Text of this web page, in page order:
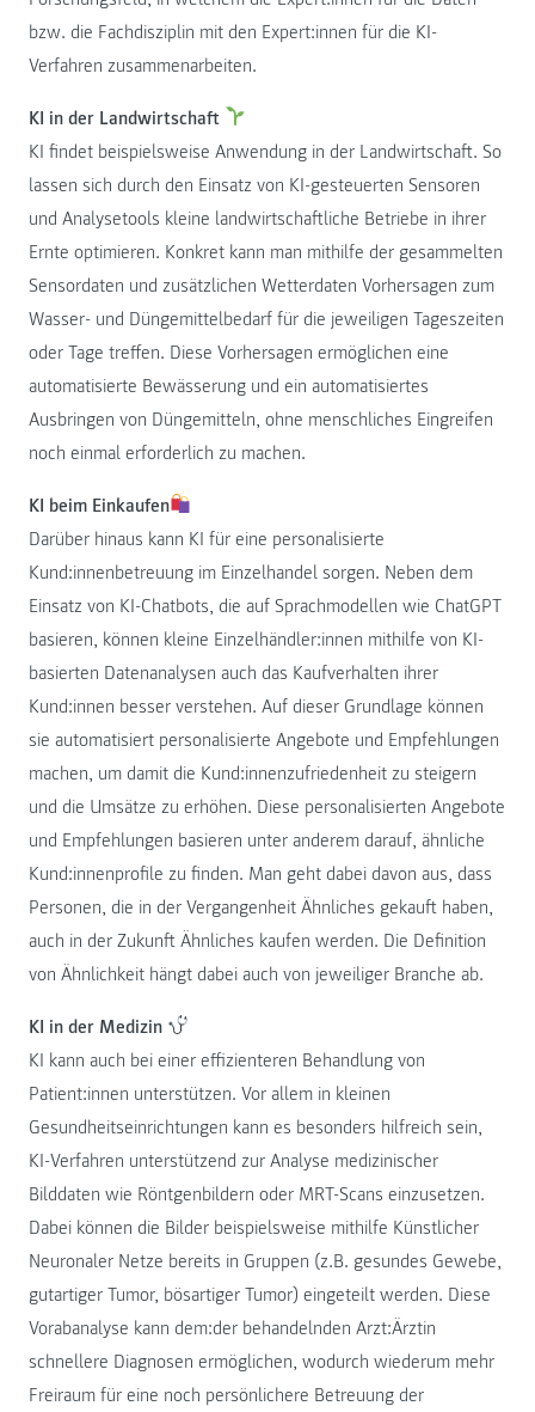
bzw. die Fachdisziplin mit den Expert:innen für die KI-
Verfahren zusammenarbeiten.
KI in der Landwirtschaft
KI findet beispielsweise Anwendung in der Landwirtschaft. So
lassen sich durch den Einsatz von KI-gesteuerten Sensoren
und Analysetools kleine landwirtschaftliche Betriebe in ihrer
Ernte optimieren. Konkret kann man mithilfe der gesammelten
Sensordaten und zusätzlichen Wetterdaten Vorhersagen zum
Wasser- und Düngemittelbedarf für die jeweiligen Tageszeiten
oder Tage treffen. Diese Vorhersagen ermöglichen eine
automatisierte Bewässerung und ein automatisiertes
Ausbringen von Düngemitteln, ohne menschliches Eingreifen
noch einmal erforderlich zu machen.
KI beim Einkaufen
Darüber hinaus kann KI für eine personalisierte
Kund:innenbetreuung im Einzelhandel sorgen. Neben dem
Einsatz von KI-Chatbots, die auf Sprachmodellen wie ChatGPT
basieren, können kleine Einzelhändler:innen mithilfe von KI-
basierten Datenanalysen auch das Kaufverhalten ihrer
Kund:innen besser verstehen. Auf dieser Grundlage können
sie automatisiert personalisierte Angebote und Empfehlungen
machen, um damit die Kund:innenzufriedenheit zu steigern
und die Umsätze zu erhöhen. Diese personalisierten Angebote
und Empfehlungen basieren unter anderem darauf, ähnliche
Kund:innenprofile zu finden. Man geht dabei davon aus, dass
Personen, die in der Vergangenheit Ähnliches gekauft haben,
auch in der Zukunft Ähnliches kaufen werden. Die Definition
von Ähnlichkeit hängt dabei auch von jeweiliger Branche ab.
KI in der Medizin
KI kann auch bei einer effizienteren Behandlung von
Patient:innen unterstützen. Vor allem in kleinen
Gesundheitseinrichtungen kann es besonders hilfreich sein,
KI-Verfahren unterstützend zur Analyse medizinischer
Bilddaten wie Röntgenbildern oder MRT-Scans einzusetzen.
Dabei können die Bilder beispielsweise mithilfe Künstlicher
Neuronaler Netze bereits in Gruppen (z.B. gesundes Gewebe,
gutartiger Tumor, bösartiger Tumor) eingeteilt werden. Diese
Vorabanalyse kann dem:der behandelnden Arzt:Ärztin
schnellere Diagnosen ermöglichen, wodurch wiederum mehr
Freiraum für eine noch persönlichere Betreuung der